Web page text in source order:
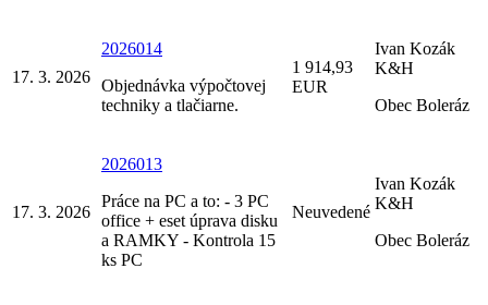
17. 3. 2026
2026014
Objednávka výpočtovej
techniky a tlačiarne.
1 914,93
EUR
Ivan Kozák
K&H
Obec Boleráz
17. 3. 2026
2026013
Práce na PC a to: - 3 PC
office + eset úprava disku
a RAMKY - Kontrola 15
ks PC
Neuvedené
Ivan Kozák
K&H
Obec Boleráz